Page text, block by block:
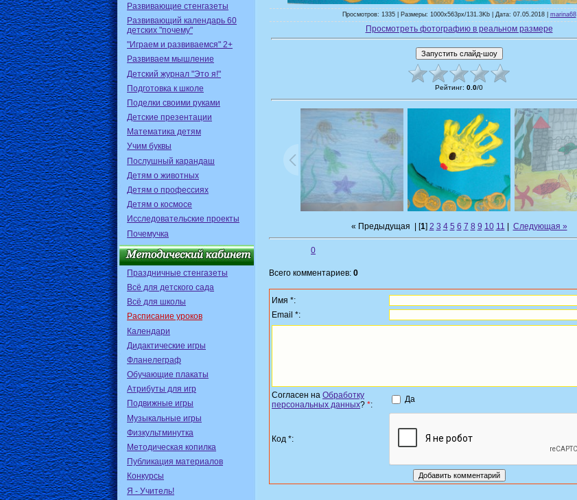
Развивающие стенгазеты
Развивающий календарь 60
детских "почему"
"Играем и развиваемся" 2+
Развиваем мышление
Детский журнал "Это я!"
Подготовка к школе
Поделки своими руками
Детские презентации
Математика детям
Учим буквы
Послушный карандаш
Детям о животных
Детям о профессиях
Детям о космосе
Исследовательские проекты
Почемучка
Праздничные стенгазеты
Всё для детского сада
Всё для школы
Расписание уроков
Календари
Дидактические игры
Фланелеграф
Обучающие плакаты
Атрибуты для игр
Подвижные игры
Музыкальные игры
Физкультминутка
Методическая копилка
Публикация материалов
Конкурсы
Я - Учитель!
Просмотров: 1335 | Размеры: 1000x563px/131.3Kb | Дата: 07.05.2018 | marina68
Просмотреть фотографию в реальном размере
Рейтинг: 0.0/0
« Предыдущая | [1] 2 3 4 5 6 7 8 9 10 11 Следующая »
0
Всего комментариев: 0
Имя *:
Email *:
Согласен на Обработку
персональных данных? *:
Да
Код *: